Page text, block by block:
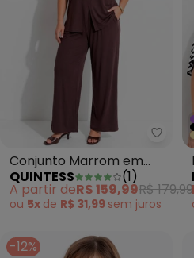
Conjunto Marrom em
Malha de Viscose
QUINTESS (1)
A partir deR$ 159,99R$ 179,99
ou 5x de R$ 31,99 sem juros
-12%